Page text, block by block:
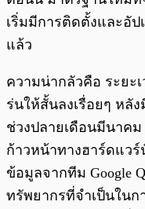
เริ่มมีการติดตั้งและอั
แล้ว
ความน่ากลัวคือ ระยะ
ร่นให้สั้นลงเรื่อยๆ หลั
ช่วงปลายเดือนมีนาค
ก้าวหน้าทางฮาร์ดแว
ข้อมูลจากทีม Google
ทรัพยากรที่จำเป็นในก